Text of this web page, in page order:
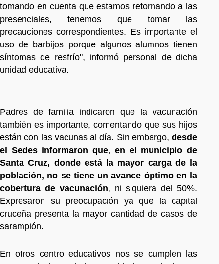
tomando en cuenta que estamos retornando a las
presenciales, tenemos que tomar las
precauciones correspondientes. Es importante el
uso de barbijos porque algunos alumnos tienen
síntomas de resfrío", informó personal de dicha
unidad educativa.
Padres de familia indicaron que la vacunación
también es importante, comentando que sus hijos
están con las vacunas al día. Sin embargo, desde
el Sedes informaron que, en el municipio de
Santa Cruz, donde está la mayor carga de la
población, no se tiene un avance óptimo en la
cobertura de vacunación, ni siquiera del 50%.
Expresaron su preocupación ya que la capital
cruceña presenta la mayor cantidad de casos de
sarampión.
En otros centro educativos nos se cumplen las